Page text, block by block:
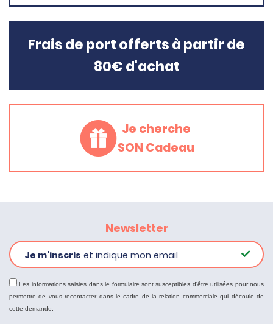
Frais de port offerts à partir de
80€ d'achat
Je cherche
SON Cadeau
Newsletter
Je m’inscris et indique mon email
Les informations saisies dans le formulaire sont susceptibles d'être utilisées pour nous
permettre de vous recontacter dans le cadre de la relation commerciale qui découle de
cette demande.